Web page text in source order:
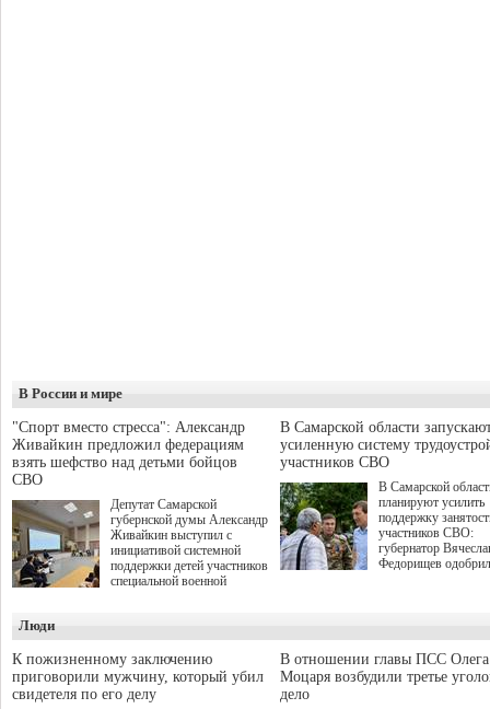
В России и мире
"Спорт вместо стресса": Александр
Живайкин предложил федерациям
взять шефство над детьми бойцов
СВО
Депутат Самарской
губернской думы Александр
Живайкин выступил с
инициативой системной
поддержки детей участников
специальной военной
"Помощь фронту и семьям
участников СВО", которая
прошла в Отрадном 7
августа.
В Самарской области
усиленную систему
участников СВО
В Самарской
планируют усилить
поддержку
участников СВО:
губернатор
Федорищев
на трудоустройство
спокойную
мирной жизни.
Люди
К пожизненному заключению
приговорили мужчину, который убил
свидетеля по его делу
В отношении главы ПСС Олега
Моцаря возбудили третье
дело